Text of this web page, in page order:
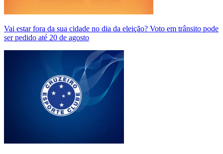
Vai estar fora da sua cidade no dia da eleição? Voto em trânsito pode
ser pedido até 20 de agosto